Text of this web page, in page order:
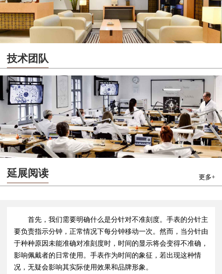
技术团队
延展阅读 更多+
首先，我们需要明确什么是分针对不准刻度。手表的分针主
要负责指示分钟，正常情况下每分钟移动一次。然而，当分针由
于种种原因未能准确对准刻度时，时间的显示将会变得不准确，
影响佩戴者的日常使用。手表作为时间的象征，若出现这种情
况，无疑会影响其实际使用效果和品牌形象。